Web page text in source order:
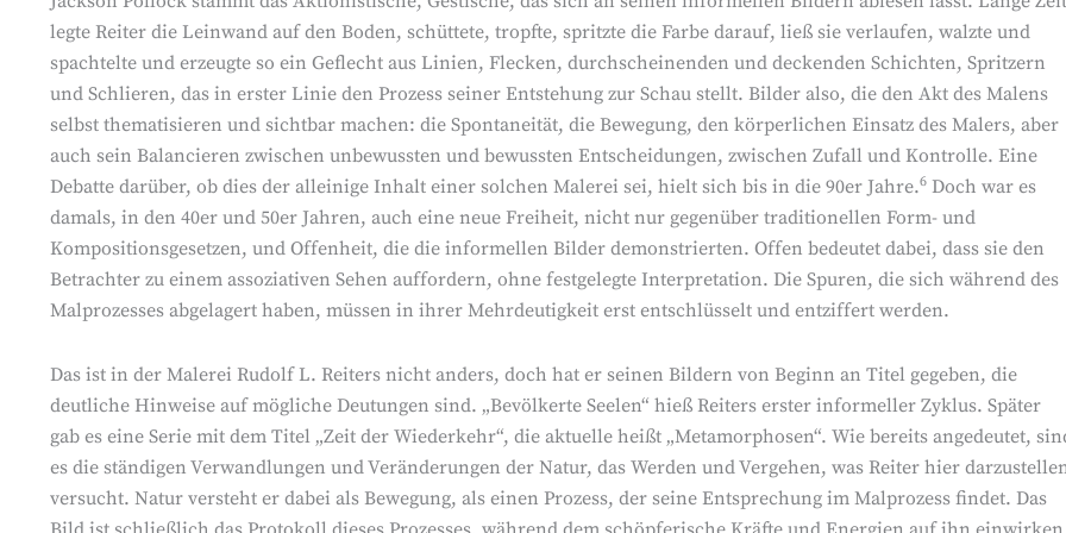
legte Reiter die Leinwand auf den Boden, schüttete, tropfte, spritzte die Farbe darauf, ließ sie verlaufen, walzte und
spachtelte und erzeugte so ein Geflecht aus Linien, Flecken, durchscheinenden und deckenden Schichten, Spritzern
und Schlieren, das in erster Linie den Prozess seiner Entstehung zur Schau stellt. Bilder also, die den Akt des Malens
selbst thematisieren und sichtbar machen: die Spontaneität, die Bewegung, den körperlichen Einsatz des Malers, aber
auch sein Balancieren zwischen unbewussten und bewussten Entscheidungen, zwischen Zufall und Kontrolle. Eine
Debatte darüber, ob dies der alleinige Inhalt einer solchen Malerei sei, hielt sich bis in die 90er Jahre.6 Doch war es
damals, in den 40er und 50er Jahren, auch eine neue Freiheit, nicht nur gegenüber traditionellen Form- und
Kompositionsgesetzen, und Offenheit, die die informellen Bilder demonstrierten. Offen bedeutet dabei, dass sie den
Betrachter zu einem assoziativen Sehen auffordern, ohne festgelegte Interpretation. Die Spuren, die sich während des
Malprozesses abgelagert haben, müssen in ihrer Mehrdeutigkeit erst entschlüsselt und entziffert werden.
Das ist in der Malerei Rudolf L. Reiters nicht anders, doch hat er seinen Bildern von Beginn an Titel gegeben, die
deutliche Hinweise auf mögliche Deutungen sind. „Bevölkerte Seelen“ hieß Reiters erster informeller Zyklus. Später
gab es eine Serie mit dem Titel „Zeit der Wiederkehr“, die aktuelle heißt „Metamorphosen“. Wie bereits angedeutet,
es die ständigen Verwandlungen und Veränderungen der Natur, das Werden und Vergehen, was Reiter hier
versucht. Natur versteht er dabei als Bewegung, als einen Prozess, der seine Entsprechung im Malprozess findet. Das